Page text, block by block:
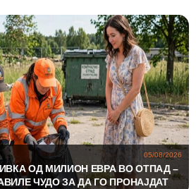
ОД МИЛИОН ЕВРА ВО ОТПАД –
ЧУДО ЗА ДА ГО ПРОНАЈДАТ
05/08/2026